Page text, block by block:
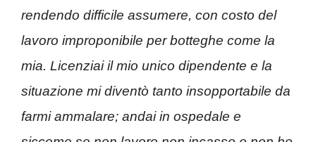
rendendo difficile assumere, con costo del
lavoro improponibile per botteghe come la
mia. Licenziai il mio unico dipendente e la
situazione mi diventò tanto insopportabile da
farmi ammalare; andai in ospedale e